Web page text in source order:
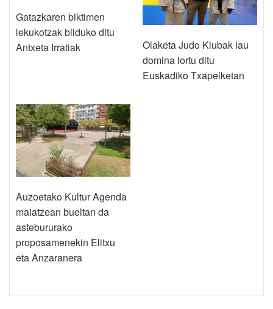
Gatazkaren biktimen
lekukotzak bilduko ditu
Antxeta Irratiak
Olaketa Judo Klubak lau
domina lortu ditu
Euskadiko Txapelketan
Auzoetako Kultur Agenda
maiatzean bueltan da
astebururako
proposamenekin Elitxu
eta Anzaranera